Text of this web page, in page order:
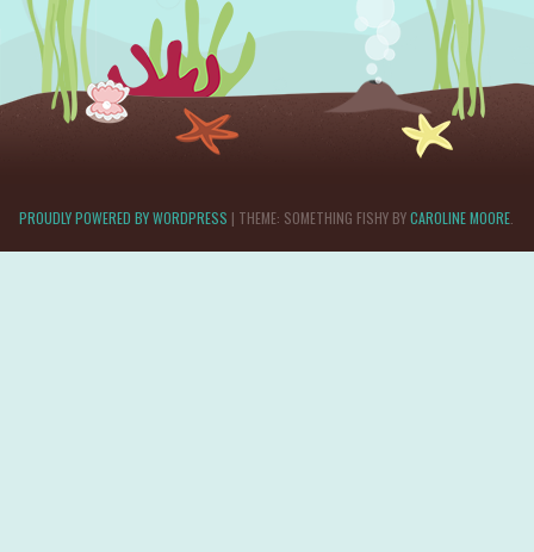
PROUDLY POWERED BY WORDPRESS | THEME: SOMETHING FISHY BYCAROLINE MOORE